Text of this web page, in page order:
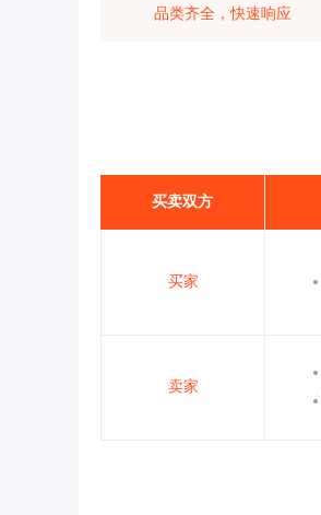
品类齐全，快速响应
买卖双方
买家
卖家